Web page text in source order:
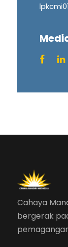
Cahaya
bergerak